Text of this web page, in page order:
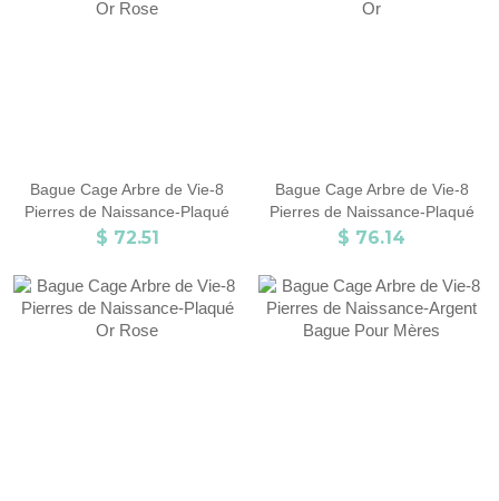
Bague Cage Arbre de Vie-8
Pierres de Naissance-Plaqué
Or Rose
$ 72.51
Bague Cage Arbre de Vie-8
Pierres de Naissance-Plaqué
Or
$ 76.14